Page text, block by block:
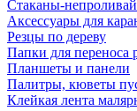
Стаканы-
Аксессуары для
Резцы по дереву
Папки для переноса
Планшеты и панели
Палитры, кюветы
Клейкая лента